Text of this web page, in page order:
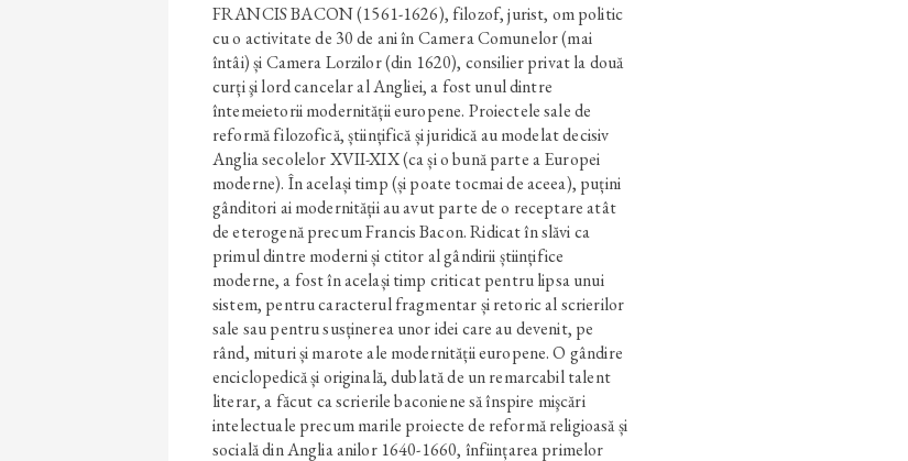
FRANCIS BACON (1561-1626), filozof, jurist, om politic
cu o activitate de 30 de ani în Camera Comunelor (mai
întâi) și Camera Lorzilor (din 1620), consilier privat la două
curți şi lord cancelar al Angliei, a fost unul dintre
întemeietorii modernității europene. Proiectele sale de
reformă filozofică, științifică și juridică au modelat decisiv
Anglia secolelor XVII-XIX (ca și o bună parte a Europei
moderne). În același timp (și poate tocmai de aceea), puțini
gânditori ai modernității au avut parte de o receptare atât
de eterogenă precum Francis Bacon. Ridicat în slăvi ca
primul dintre moderni și ctitor al gândirii științifice
moderne, a fost în același timp criticat pentru lipsa unui
sistem, pentru caracterul fragmentar și retoric al scrierilor
sale sau pentru susținerea unor idei care au devenit, pe
rând, mituri și marote ale modernității europene. O gândire
enciclopedică și originală, dublată de un remarcabil talent
literar, a făcut ca scrierile baconiene să înspire mişcări
intelectuale precum marile proiecte de reformă religioasă și
socială din Anglia anilor 1640-1660, înființarea primelor